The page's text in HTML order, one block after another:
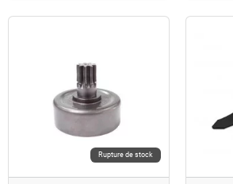
Rupture de stock